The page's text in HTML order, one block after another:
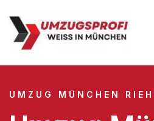
UMZUG MÜNCHEN